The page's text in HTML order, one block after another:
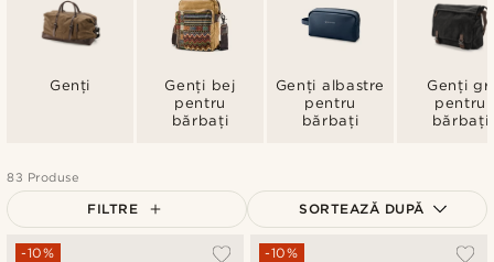
Genți
Genți bej
pentru
bărbați
Genți albastre
pentru
bărbați
Genți gri
pentru
bărbați
83 Produse
FILTRE SORTEAZĂ DUPĂ
Cele mai populare
-10%
-10%